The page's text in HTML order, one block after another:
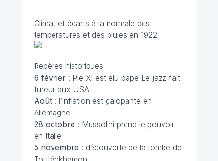
Climat et écarts à la normale des
températures et des pluies en 1922
Repères historiques
6 février: Pie XI est élu pape Le jazz fait
fureur aux USA
Août : l’inflation est galopante en
Allemagne
28 octobre : Mussolini prend le pouvoir
en Italie
5 novembre : découverte de la tombe de
Toutânkhamon